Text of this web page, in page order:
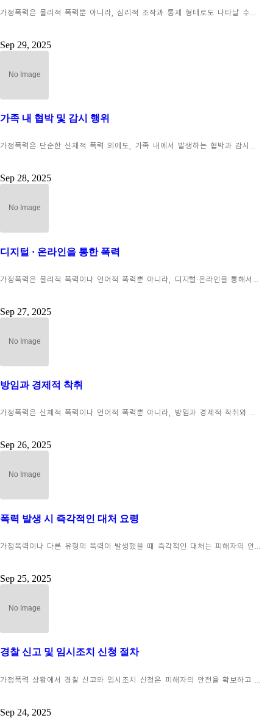
가정폭력은 물리적 폭력뿐 아니라, 심리적 조작과 통제 형태로도 나타날 수…
Sep 29, 2025
가족 내 협박 및 감시 행위
가정폭력은 단순한 신체적 폭력 외에도, 가족 내에서 발생하는 협박과 감시…
Sep 28, 2025
디지털 · 온라인을 통한 폭력
가정폭력은 물리적 폭력이나 언어적 폭력뿐 아니라, 디지털·온라인을 통해서…
Sep 27, 2025
방임과 경제적 착취
가정폭력은 신체적 폭력이나 언어적 폭력뿐 아니라, 방임과 경제적 착취와 …
Sep 26, 2025
폭력 발생 시 즉각적인 대처 요령
가정폭력이나 다른 유형의 폭력이 발생했을 때 즉각적인 대처는 피해자의 안…
Sep 25, 2025
경찰 신고 및 임시조치 신청 절차
가정폭력 상황에서 경찰 신고와 임시조치 신청은 피해자의 안전을 확보하고 …
Sep 24, 2025